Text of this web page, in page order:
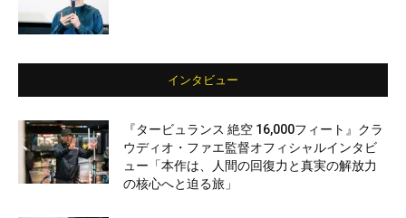
インタビュー
『タービュランス 絶空 16,000フィート』クラ
ウディオ・ファエ監督オフィシャルインタビ
ュー「本作は、人間の回復力と真実の解放力
の核心へと迫る旅」